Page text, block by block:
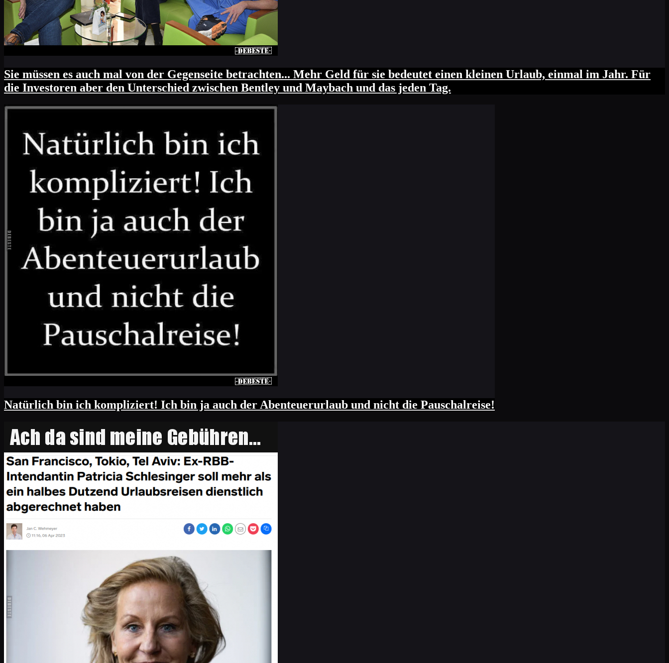
Sie müssen es auch mal von der Gegenseite betrachten... Mehr Geld für sie bedeutet einen kleinen Urlaub, einmal im Jahr. Für
die Investoren aber den Unterschied zwischen Bentley und Maybach und das jeden Tag.
Natürlich bin ich kompliziert! Ich bin ja auch der Abenteuerurlaub und nicht die Pauschalreise!